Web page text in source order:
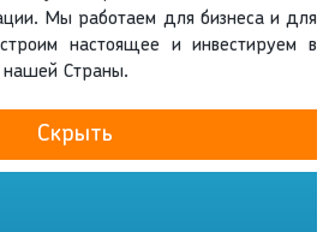
Мы работаем для бизнеса и для
настоящее и инвестируем в
Страны.
Скрыть